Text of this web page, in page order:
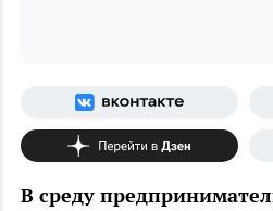
В среду